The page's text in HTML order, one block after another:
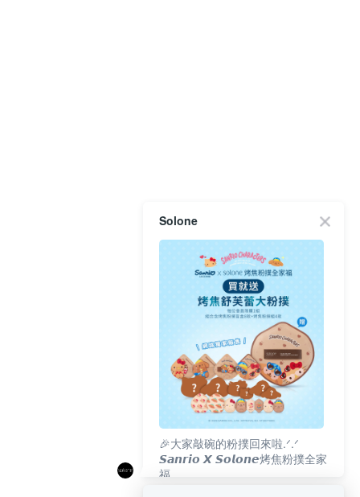
Solone
🎉大家敲碗的粉撲回來啦.ᐟ‪‪.ᐟ
𝙎𝙖𝙣𝙧𝙞𝙤 𝙓 𝙎𝙤𝙡𝙤𝙣𝙚烤焦粉撲全家
福